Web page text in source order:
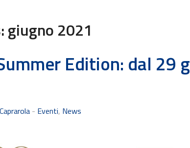
giugno 2021
Edition: dal 29
- Eventi, News